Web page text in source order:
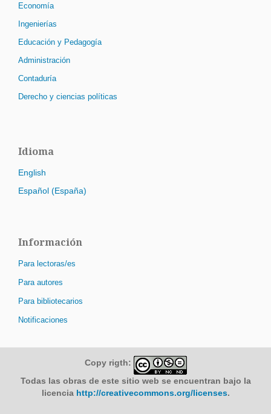
Economía
Ingenierías
Educación y Pedagogía
Administración
Contaduría
Derecho y ciencias políticas
Idioma
English
Español (España)
Información
Para lectoras/es
Para autores
Para bibliotecarios
Notificaciones
Copy rigth:
Todas las obras de este sitio web se encuentran bajo la
licencia http://creativecommons.org/licenses.